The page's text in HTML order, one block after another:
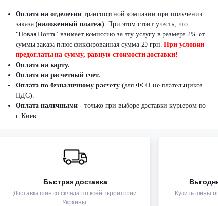
Оплата на отделении транспортной компании при получении
заказа (наложенный платеж). При этом стоит учесть, что
"Новая Почта" взимает комиссию за эту услугу в размере 2% от
суммы заказа плюс фиксированная сумма 20 грн. При условии
предоплаты на сумму, равную стоимости доставки!
Оплата на карту.
Оплата на расчетный счет.
Оплата по безналичному расчету (для ФОП не плательщиков
НДС).
Оплата наличными - только при выборе доставки курьером по
г. Киев
Быстрая доставка
Доставка шин со склада по всей территории
Украины.
Купить шины